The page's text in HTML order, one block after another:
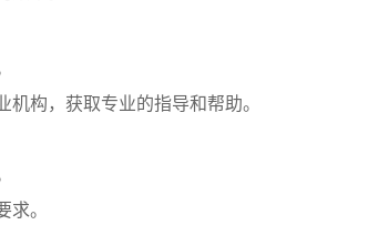
构，获取专业的指导和帮助。
求。